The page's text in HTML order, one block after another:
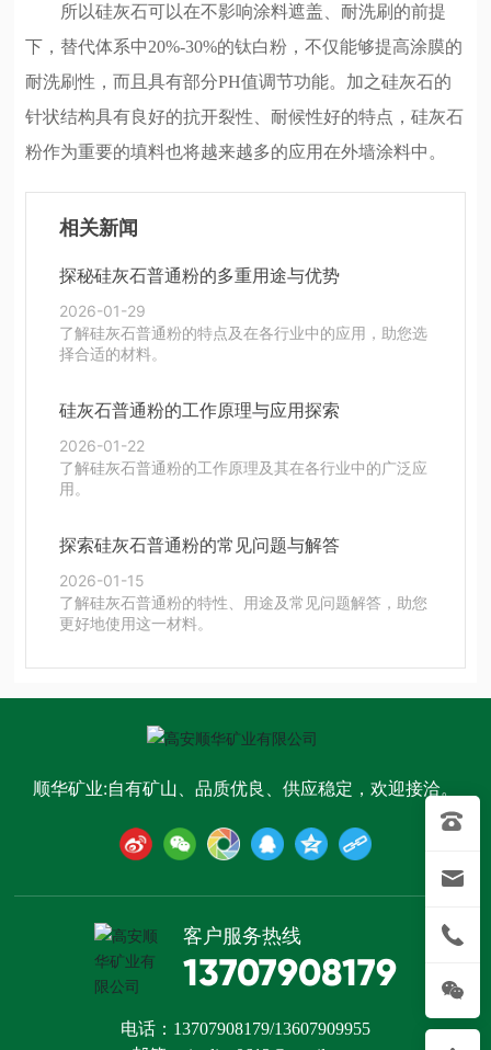
所以硅灰石可以在不影响涂料遮盖、耐洗刷的前提
下，替代体系中20%-30%的钛白粉，不仅能够提高涂膜的
耐洗刷性，而且具有部分PH值调节功能。加之硅灰石的
针状结构具有良好的抗开裂性、耐候性好的特点，硅灰石
粉作为重要的填料也将越来越多的应用在外墙涂料中。
相关新闻
探秘硅灰石普通粉的多重用途与优势
2026-01-29
了解硅灰石普通粉的特点及在各行业中的应用，助您选
择合适的材料。
硅灰石普通粉的工作原理与应用探索
2026-01-22
了解硅灰石普通粉的工作原理及其在各行业中的广泛应
用。
探索硅灰石普通粉的常见问题与解答
2026-01-15
了解硅灰石普通粉的特性、用途及常见问题解答，助您
更好地使用这一材料。
顺华矿业:自有矿山、品质优良、供应稳定，欢迎接洽。
客户服务热线
13707908179
电话： 13707908179/13607909955